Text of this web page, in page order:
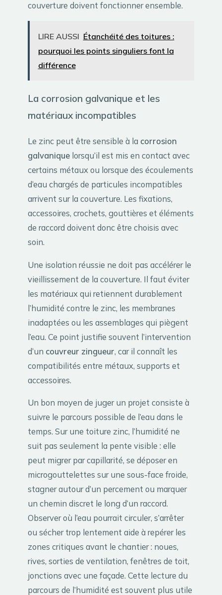
couverture doivent fonctionner ensemble.
LIRE AUSSI Étanchéité des toitures :
pourquoi les points singuliers font la
différence
La corrosion galvanique et les
matériaux incompatibles
Le zinc peut être sensible à la corrosion
galvanique lorsqu’il est mis en contact avec
certains métaux ou lorsque des écoulements
d’eau chargés de particules incompatibles
arrivent sur la couverture. Les fixations,
accessoires, crochets, gouttières et éléments
de raccord doivent donc être choisis avec
soin.
Une isolation réussie ne doit pas accélérer le
vieillissement de la couverture. Il faut éviter
les matériaux qui retiennent durablement
l’humidité contre le zinc, les membranes
inadaptées ou les assemblages qui piègent
l’eau. Ce point justifie souvent l’intervention
d’un couvreur zingueur, car il connaît les
compatibilités entre métaux, supports et
accessoires.
Un bon moyen de juger un projet consiste à
suivre le parcours possible de l’eau dans le
temps. Sur une toiture zinc, l’humidité ne
suit pas seulement la pente visible : elle
peut migrer par capillarité, se déposer en
microgouttelettes sur une sous-face froide,
stagner autour d’un percement ou marquer
un chemin discret le long d’un raccord.
Observer où l’eau pourrait circuler, s’arrêter
ou sécher trop lentement aide à repérer les
zones critiques avant le chantier : noues,
rives, sorties de ventilation, fenêtres de toit,
jonctions avec une façade. Cette lecture du
parcours de l’humidité est souvent plus utile